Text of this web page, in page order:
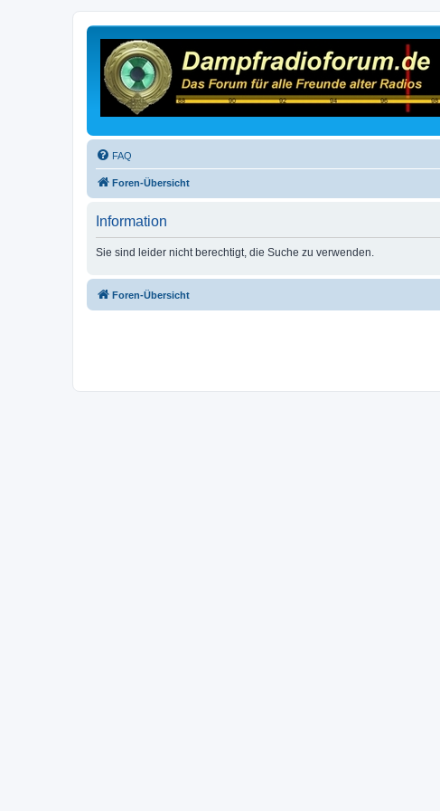
FAQ
Foren-Übersicht
Information
Sie sind leider nicht berechtigt, die Suche zu verwenden.
Foren-Übersicht